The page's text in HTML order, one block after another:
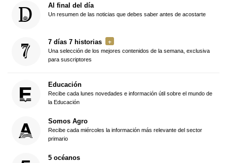
Al final del día
Un resumen de las noticias que debes saber antes de acostarte
7 días 7 historias
Una selección de los mejores contenidos de la semana, exclusiva
para suscriptores
Educación
Recibe cada lunes novedades e información útil sobre el mundo de
la Educación
Somos Agro
Recibe cada miércoles la información más relevante del sector
primario
5 océanos